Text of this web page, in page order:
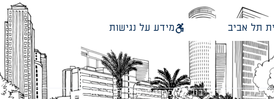
תל אביב מידע על נגישות
בלבד למבני ציבור על פי נהלי עיריית תל אביב-יפו.